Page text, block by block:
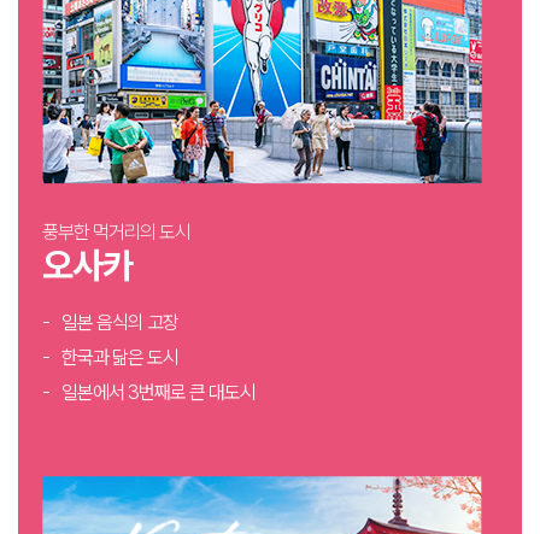
풍부한 먹거리의 도시
오사카
일본 음식의 고장
한국과 닮은 도시
일본에서 3번째로 큰 대도시